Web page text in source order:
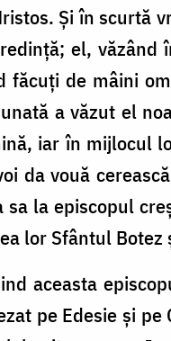
Și în scurtă
el, văzând
făcuți de mâini
a văzut el
iar în mijlocul
da vouă
sa la episcopul
lor Sfântul Botez
aceasta
pe Edesie și